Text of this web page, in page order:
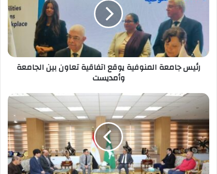
تعاون
بين
الجامعة
وأمديست
رئيس جامعة المنوفية يوقع اتفاقية تعاون بين الجامعة
وأمديست
محافظ
الشرقية
التقي
وفد
شركتي
رحيل
وSEJIN
G&N